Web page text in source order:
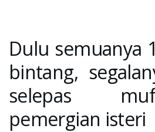
Dulu semuanya
bintang,
selepas
pemergian isteri